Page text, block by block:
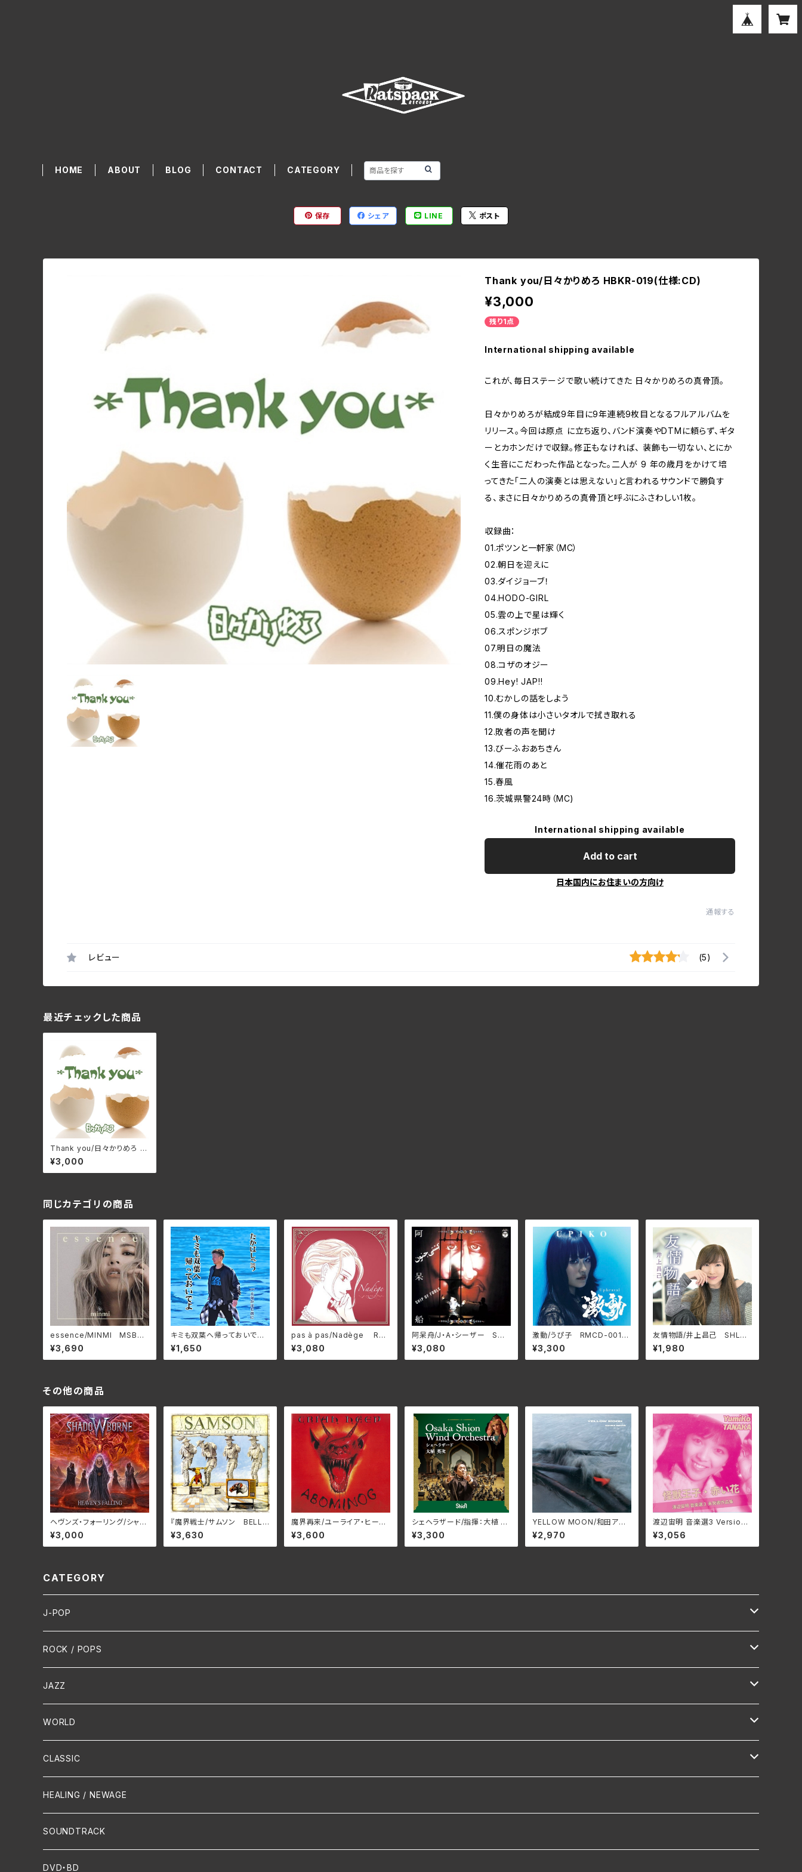
HOME ABOUT BLOG CONTACT CATEGORY
保存 シェア LINE ポスト
Thank you/日々かりめろ HBKR-019(仕様:CD)
¥3,000
残り1点
International shipping available
これが、毎日ステージで歌い続けてきた 日々かりめろの真骨頂。
日々かりめろが結成9年目に9年連続9枚目となるフルアルバムを
リリース。今回は原点 に立ち返り、バンド演奏やDTMに頼らず、ギタ
ーとカホンだけで収録。修正もなければ、 装飾も一切ない、とにか
く生音にこだわった作品となった。二人が 9 年の歳月をかけて培
ってきた「二人の演奏とは思えない」と言われるサウンドで勝負す
る、まさに日々かりめろの真骨頂と呼ぶにふさわしい1枚。
収録曲：
01.ポツンと一軒家（MC）
02.朝日を迎えに
03.ダイジョーブ！
04.HODO-GIRL
05.雲の上で星は輝く
06.スポンジボブ
07.明日の魔法
08.コザのオジー
09.Hey! JAP!!
10.むかしの話をしよう
11.僕の身体は小さいタオルで拭き取れる
12.敗者の声を聞け
13.びーふおあちきん
14.催花雨のあと
15.春風
16.茨城県警24時（MC)
International shipping available
Add to cart
日本国内にお住まいの方向け
通報する
レビュー (5)
最近チェックした商品
Thank you/日々かりめろ H
BKR-019(仕様:CD)
¥3,000
同じカテゴリの商品
essence/MINMI MSBU-
001
¥3,690
キミも双葉へ帰っておいでよ/
たかはしごう APM-0001
(仕様:CD)
¥1,650
pas à pas/Nadège RHA
PSODIE-A1801(仕様:12イン
チレコード)
¥3,080
阿呆舟/J・A・シーザー SWA
X-89C(仕様:CD)
¥3,080
激動/うぴ子 RMCD-001
(仕様:CD)
¥3,300
友情物語/井上昌己 SHLA-
0022(仕様:CD)
¥1,980
その他の商品
ヘヴンズ・フォーリング/シャド
ウボーン RBNCD-1471(仕
様:CD)
¥3,000
『魔界戦⼠/サムソン BELLE
-264425(仕様:SHM-CD)
¥3,630
魔界再来/ユーライア‧ヒー
プ BELLE-264334(仕様:
SHM-CD)
¥3,600
シェヘラザード/指揮：大植 英
次 吹奏楽：Osaka Shion Wi
nd Orchestra WKOS-01
6(仕様:CD)
¥3,300
YELLOW MOON/和田アキ
ラ ALT-527C(仕様:CD)
¥2,970
渡辺宙明 音楽選3 Version
2/田中由美子、根本由美、成
松こだま 3SCD-0072(仕
様:CD)
¥3,056
CATEGORY
J-POP
HR/HM
演歌 / 歌謡曲
PUNK/HARDCORE
Hip-Hop/Dancehall Reggae
ROCK / POPS
Oldies
HR/HM
JAZZ
Vocal
Piano
Crossover / Fusion
Dixie / New Orleans
FUNK
WORLD
HAWAIIAN
Chanson
CLASSIC
Piano
Flute
Violin
HEALING / NEWAGE
SOUNDTRACK
DVD・BD